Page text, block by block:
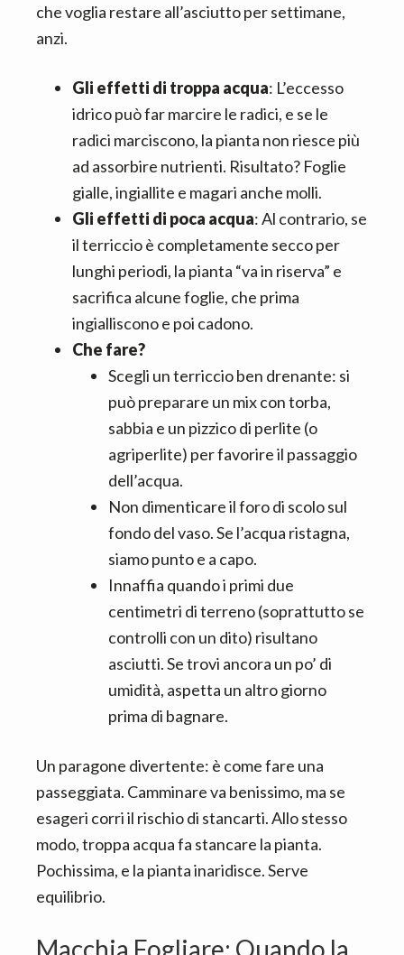
che voglia restare all’asciutto per settimane,
anzi.
Gli effetti di troppa acqua: L’eccesso
idrico può far marcire le radici, e se le
radici marciscono, la pianta non riesce più
ad assorbire nutrienti. Risultato? Foglie
gialle, ingiallite e magari anche molli.
Gli effetti di poca acqua: Al contrario, se
il terriccio è completamente secco per
lunghi periodi, la pianta “va in riserva” e
sacrifica alcune foglie, che prima
ingialliscono e poi cadono.
Che fare?
Scegli un terriccio ben drenante: si
può preparare un mix con torba,
sabbia e un pizzico di perlite (o
agriperlite) per favorire il passaggio
dell’acqua.
Non dimenticare il foro di scolo sul
fondo del vaso. Se l’acqua ristagna,
siamo punto e a capo.
Innaffia quando i primi due
centimetri di terreno (soprattutto se
controlli con un dito) risultano
asciutti. Se trovi ancora un po’ di
umidità, aspetta un altro giorno
prima di bagnare.
Un paragone divertente: è come fare una
passeggiata. Camminare va benissimo, ma se
esageri corri il rischio di stancarti. Allo stesso
modo, troppa acqua fa stancare la pianta.
Pochissima, e la pianta inaridisce. Serve
equilibrio.
Macchia Fogliare: Quando la